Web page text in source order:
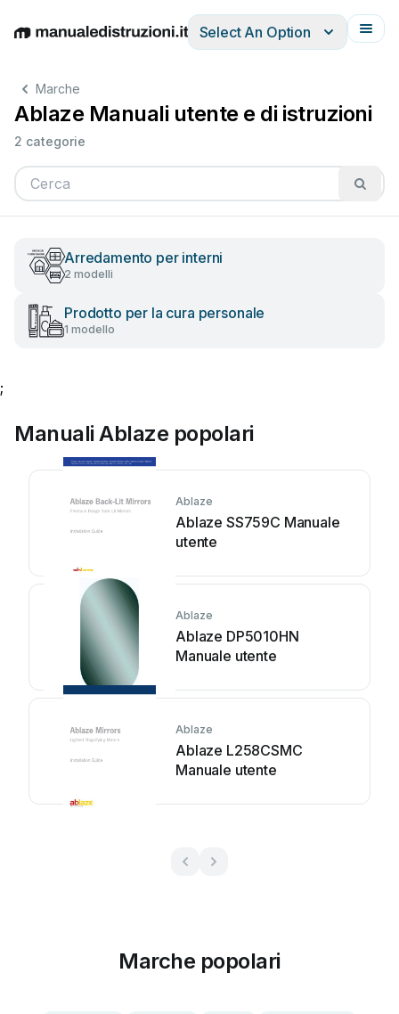
EnglishDeutschEspañolItalianoFrançais
Select An Option
Marche
Ablaze Manuali utente e di istruzioni
2 categorie
Arredamento per interni
2 modelli
Prodotto per la cura personale
1 modello
;
Manuali Ablaze popolari
Ablaze
Ablaze SS759C Manuale
utente
Ablaze
Ablaze DP5010HN
Manuale utente
Ablaze
Ablaze L258CSMC
Manuale utente
Marche popolari